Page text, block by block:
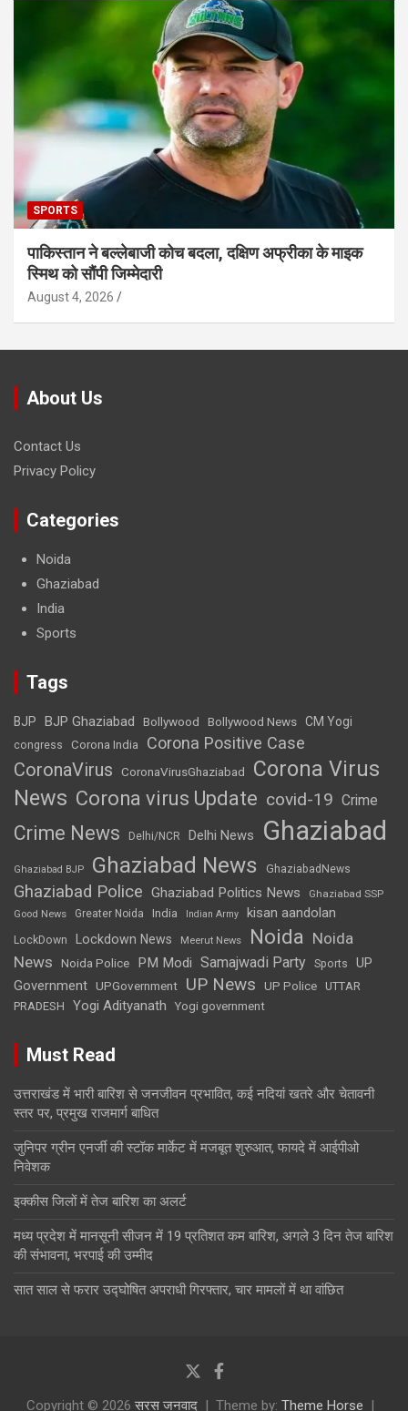
SPORTS
पाकिस्तान ने बल्लेबाजी कोच बदला, दक्षिण अफ्रीका के माइक
स्मिथ को सौंपी जिम्मेदारी
August 4, 2026
About Us
Contact Us
Privacy Policy
Categories
Noida
Ghaziabad
India
Sports
Tags
BJP BJP Ghaziabad Bollywood Bollywood News CM Yogi
congress Corona India Corona Positive Case
CoronaVirus CoronaVirusGhaziabad
Corona Virus
News Corona virus Update covid-19 Crime
Crime News Delhi/NCR Delhi News Ghaziabad
Ghaziabad BJP Ghaziabad News GhaziabadNews
Ghaziabad Police Ghaziabad Politics News Ghaziabad SSP
Good News Greater Noida India Indian Army kisan aandolan
LockDown Lockdown News Meerut News Noida Noida
News
Noida Police PM Modi Samajwadi Party Sports
UP
Government UPGovernment UP News UP Police
UTTAR
PRADESH
Yogi Adityanath Yogi government
Must Read
उत्तराखंड में भारी बारिश से जनजीवन प्रभावित, कई नदियां खतरे और चेतावनी
स्तर पर, प्रमुख राजमार्ग बाधित
जुनिपर ग्रीन एनर्जी की स्टॉक मार्केट में मजबूत शुरुआत, फायदे में आईपीओ
निवेशक
इक्कीस जिलों में तेज बारिश का अलर्ट
मध्य प्रदेश में मानसूनी सीजन में 19 प्रतिशत कम बारिश, अगले 3 दिन तेज बारिश
की संभावना, भरपाई की उम्मीद
सात साल से फरार उद्घोषित अपराधी गिरफ्तार, चार मामलों में था वांछित
Copyright © 2026 सरस जनवाद Theme by: Theme Horse